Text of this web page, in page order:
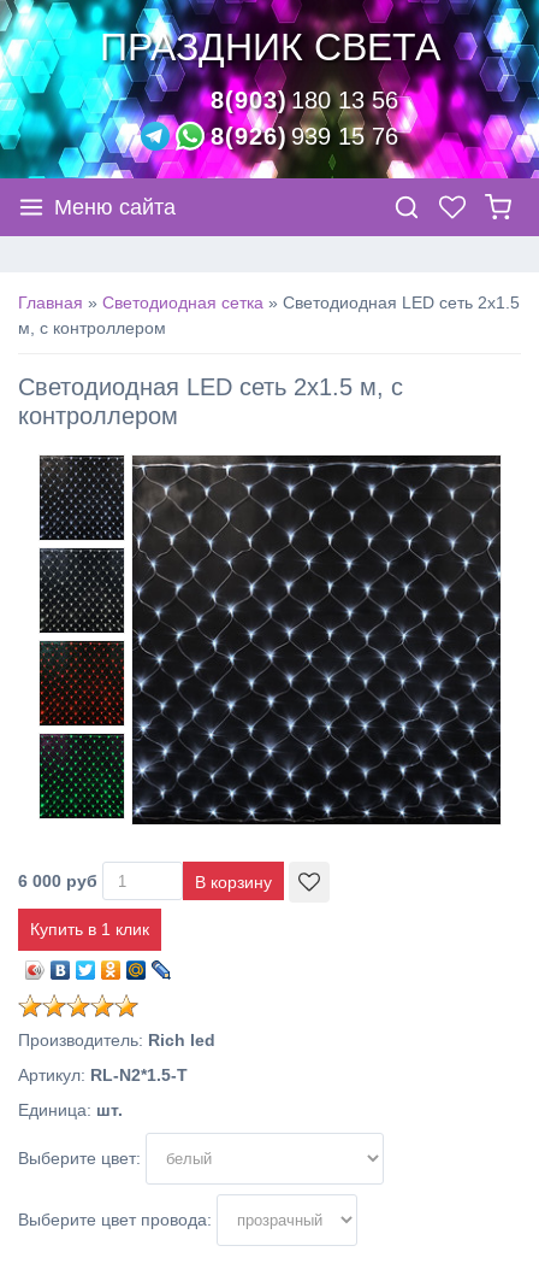
ПРАЗДНИК СВЕТА
8(903)180 13 56
8(926)939 15 76
Меню сайта
Главная » Светодиодная сетка » Светодиодная LED сеть 2х1.5
м, с контроллером
Светодиодная LED сеть 2х1.5 м, с
контроллером
6 000 руб
Купить в 1 клик
Производитель: Rich led
Артикул: RL-N2*1.5-T
Единица: шт.
Выберите цвет:
Выберите цвет провода: